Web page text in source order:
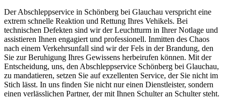
Der Abschleppservice in Schönberg bei Glauchau verspricht eine
extrem schnelle Reaktion und Rettung Ihres Vehikels. Bei
technischen Defekten sind wir der Leuchtturm in Ihrer Notlage und
assistieren Ihnen engagiert und professionell. Inmitten des Chaos
nach einem Verkehrsunfall sind wir der Fels in der Brandung, den
Sie zur Beruhigung Ihres Gewissens herbeirufen können. Mit der
Entscheidung, uns, den Abschleppservice Schönberg bei Glauchau,
zu mandatieren, setzen Sie auf exzellenten Service, der Sie nicht im
Stich lässt. In uns finden Sie nicht nur einen Dienstleister, sondern
einen verlässlichen Partner, der mit Ihnen Schulter an Schulter steht.